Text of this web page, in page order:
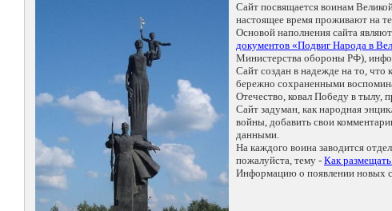
Сайт посвящается воинам
настоящее время проживают на
Основой наполнения сайта
документов «Подвиг Народа в
Министерства обороны РФ),
Сайт создан в надежде на то,
бережно сохраненными
Отечество, ковал Победу в тылу,
Сайт задуман, как народная
войны, добавить свои
данными.
На каждого воина заводится
пожалуйста, тему - Как
Информацию о появлении новых